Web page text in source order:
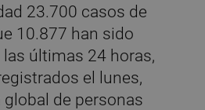
23.700 casos de
10.877 han sido
últimas 24 horas,
el lunes,
de personas